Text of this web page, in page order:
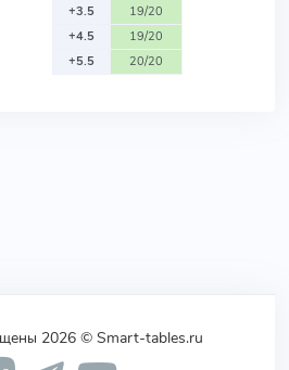
+3.5
19/20
+4.5
19/20
+5.5
20/20
2026 © Smart-tables.ru